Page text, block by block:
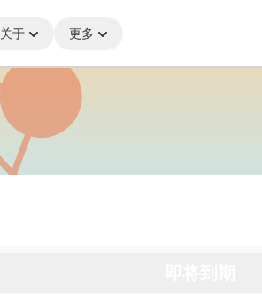
关于 更多